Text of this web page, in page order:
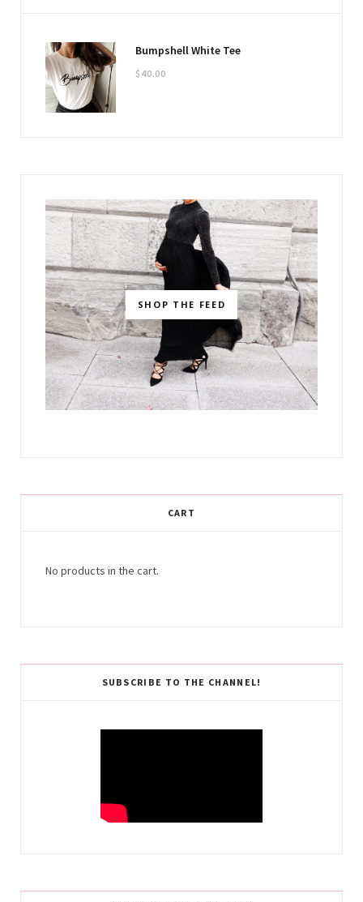
Bumpshell White Tee
$ 40.00
SHOP THE FEED
CART
No products in the cart.
SUBSCRIBE TO THE CHANNEL!